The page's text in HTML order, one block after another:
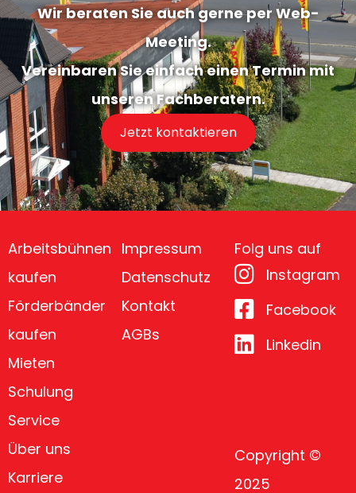
Wir beraten Sie auch gerne per Web-
Meeting.
Vereinbaren Sie einfach einen Termin mit
unseren Fachberatern.
Jetzt kontaktieren
Arbeitsbühnen
kaufen
Förderbänder
kaufen
Mieten
Schulung
Service
Über uns
Karriere
Impressum
Datenschutz
Kontakt
AGBs
Folg uns auf
Instagram
Facebook
Linkedin
Copyright ©
2025